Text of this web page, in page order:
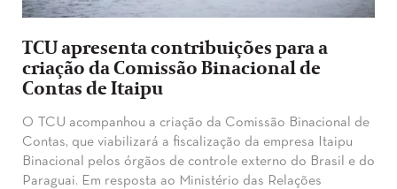
TCU apresenta contribuições para a
criação da Comissão Binacional de
Contas de Itaipu
O TCU acompanhou a criação da Comissão Binacional de
Contas, que viabilizará a fiscalização da empresa Itaipu
Binacional pelos órgãos de controle externo do Brasil e do
Paraguai. Em resposta ao Ministério das Relações